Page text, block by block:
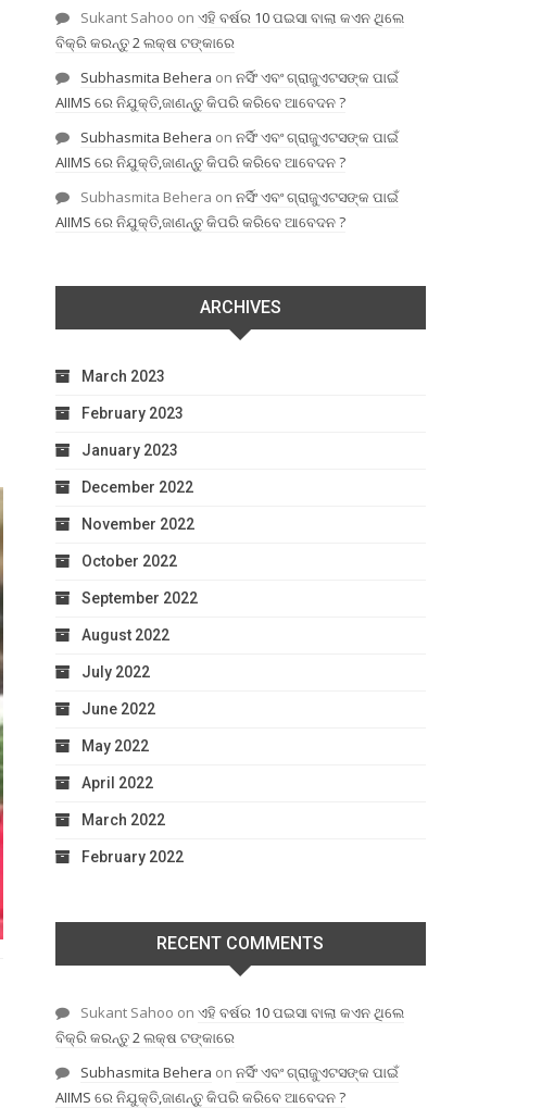
Sukant Sahoo on ଏହି ବର୍ଷର 10 ପଇସା ବାଲା କଏନ ଥିଲେ
ବିକ୍ରି କରନ୍ତୁ 2 ଲକ୍ଷ ଟଙ୍କାରେ
Subhasmita Behera on ନର୍ସିଂ ଏବଂ ଗ୍ରାଜୁଏଟସଙ୍କ ପାଇଁ
AIIMS ରେ ନିଯୁକ୍ତି,ଜାଣନ୍ତୁ କିପରି କରିବେ ଆବେଦନ ?
Subhasmita Behera on ନର୍ସିଂ ଏବଂ ଗ୍ରାଜୁଏଟସଙ୍କ ପାଇଁ
AIIMS ରେ ନିଯୁକ୍ତି,ଜାଣନ୍ତୁ କିପରି କରିବେ ଆବେଦନ ?
Subhasmita Behera on ନର୍ସିଂ ଏବଂ ଗ୍ରାଜୁଏଟସଙ୍କ ପାଇଁ
AIIMS ରେ ନିଯୁକ୍ତି,ଜାଣନ୍ତୁ କିପରି କରିବେ ଆବେଦନ ?
ARCHIVES
March 2023
February 2023
January 2023
December 2022
November 2022
October 2022
September 2022
August 2022
July 2022
June 2022
May 2022
April 2022
March 2022
February 2022
RECENT COMMENTS
Sukant Sahoo on ଏହି ବର୍ଷର 10 ପଇସା ବାଲା କଏନ ଥିଲେ
ବିକ୍ରି କରନ୍ତୁ 2 ଲକ୍ଷ ଟଙ୍କାରେ
Subhasmita Behera on ନର୍ସିଂ ଏବଂ ଗ୍ରାଜୁଏଟସଙ୍କ ପାଇଁ
AIIMS ରେ ନିଯୁକ୍ତି,ଜାଣନ୍ତୁ କିପରି କରିବେ ଆବେଦନ ?